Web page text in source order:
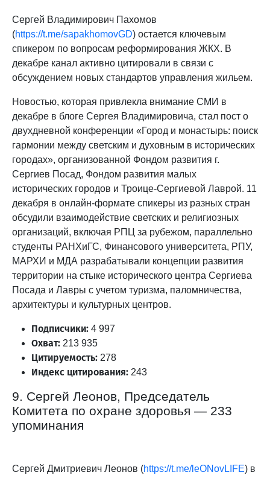
Сергей Владимирович Пахомов
(https://t.me/sapakhomovGD) остается ключевым
спикером по вопросам реформирования ЖКХ. В
декабре канал активно цитировали в связи с
обсуждением новых стандартов управления жильем.
Новостью, которая привлекла внимание СМИ в
декабре в блоге Сергея Владимировича, стал пост о
двухдневной конференции «Город и монастырь: поиск
гармонии между светским и духовным в исторических
городах», организованной Фондом развития г.
Сергиев Посад, Фондом развития малых
исторических городов и Троице-Сергиевой Лаврой. 11
декабря в онлайн-формате спикеры из разных стран
обсудили взаимодействие светских и религиозных
организаций, включая РПЦ за рубежом, параллельно
студенты РАНХиГС, Финансового университета, РПУ,
МАРХИ и МДА разрабатывали концепции развития
территории на стыке исторического центра Сергиева
Посада и Лавры с учетом туризма, паломничества,
архитектуры и культурных центров.
Подписчики: 4 997
Охват: 213 935
Цитируемость: 278
Индекс цитирования: 243
9. Сергей Леонов, Председатель
Комитета по охране здоровья — 233
упоминания
Сергей Дмитриевич Леонов (https://t.me/leONovLIFE) в